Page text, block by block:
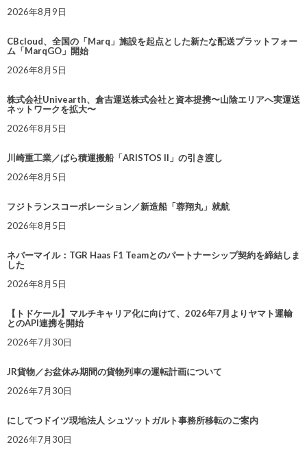
2026年8月9日
CBcloud、全国の「Marq」施設を起点とした新たな配送プラットフォー
ム「MarqGO」開始
2026年8月5日
株式会社Univearth、倉吉運送株式会社と資本提携〜山陰エリアへ実運送
ネットワークを拡大〜
2026年8月5日
川崎重工業／ばら積運搬船「ARISTOS II」の引き渡し
2026年8月5日
フジトランスコーポレーション／新造船「蓉翔丸」就航
2026年8月5日
ネバーマイル：TGR Haas F1 Teamとのパートナーシップ契約を締結しま
した
2026年8月5日
【トドケール】マルチキャリア化に向けて、2026年7月よりヤマト運輸
とのAPI連携を開始
2026年7月30日
JR貨物／お盆休み期間の貨物列車の運転計画について
2026年7月30日
にしてつドイツ現地法人 シュツットガルト事務所移転のご案内
2026年7月30日